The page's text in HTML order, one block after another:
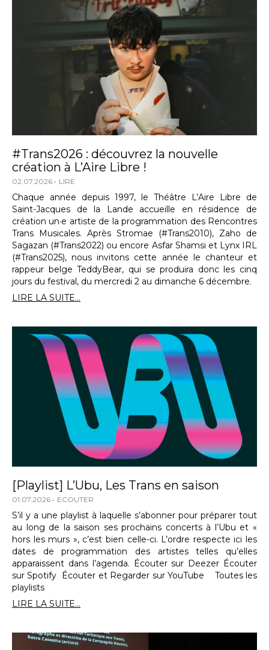
#Trans2026 : découvrez la nouvelle
création à L’Aire Libre !
02.07.2026 LIRE
Chaque année depuis 1997, le Théâtre L’Aire Libre de
Saint-Jacques de la Lande accueille en résidence de
création un·e artiste de la programmation des Rencontres
Trans Musicales. Après Stromae (#Trans2010), Zaho de
Sagazan (#Trans2022) ou encore Asfar Shamsi et Lynx IRL
(#Trans2025), nous invitons cette année le chanteur et
rappeur belge TeddyBear, qui se produira donc les cinq
jours du festival, du mercredi 2 au dimanche 6 décembre.
LIRE LA SUITE...
[Playlist] L’Ubu, Les Trans en saison
01.07.2026 ECOUTER
S’il y a une playlist à laquelle s’abonner pour préparer tout
au long de la saison ses prochains concerts à l’Ubu et «
hors les murs », c’est bien celle-ci. L’ordre respecte ici les
dates de programmation des artistes telles qu’elles
apparaissent dans l’agenda. Écouter sur Deezer Écouter
sur Spotify Écouter et Regarder sur YouTube Toutes les
playlists
LIRE LA SUITE...